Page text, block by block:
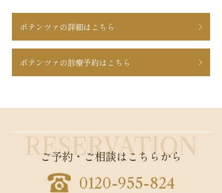
ポテンツァの詳細はこちら
ポテンツァの診療予約はこちら
ご予約・ご相談はこちらから
0120-955-824